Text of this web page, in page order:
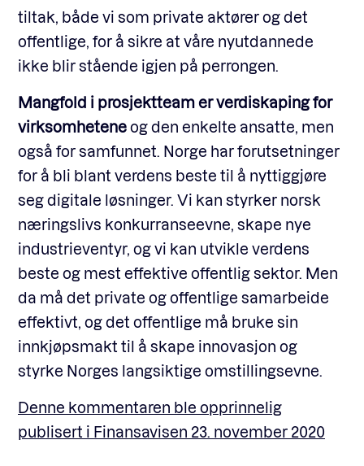
tiltak, både vi som private aktører og det
offentlige, for å sikre at våre nyutdannede
ikke blir stående igjen på perrongen.
Mangfold i prosjektteam er verdiskaping for
virksomheteneog den enkelte ansatte, men
også for samfunnet. Norge har forutsetninger
for å bli blant verdens beste til å nyttiggjøre
seg digitale løsninger. Vi kan styrker norsk
næringslivs konkurranseevne, skape nye
industrieventyr, og vi kan utvikle verdens
beste og mest effektive offentlig sektor. Men
da må det private og offentlige samarbeide
effektivt, og det offentlige må bruke sin
innkjøpsmakt til å skape innovasjon og
styrke Norges langsiktige omstillingsevne.
Denne kommentaren ble opprinnelig
publisert i Finansavisen 23. november 2020